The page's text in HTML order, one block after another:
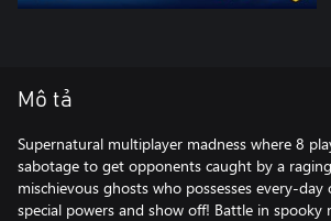
Mô tả
Supernatural multiplayer madness where 8
sabotage to get opponents caught by a
mischievous ghosts who possesses every-day
special powers and show off! Battle in spooky